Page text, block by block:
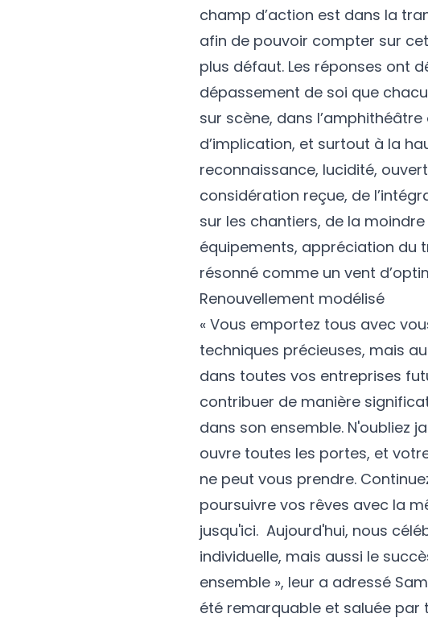
champ d’action est dans la
afin de pouvoir compter sur
plus défaut. Les réponses ont
dépassement de soi que
sur scène, dans l’amphithéâtre
d’implication, et surtout à la
reconnaissance, lucidité,
considération reçue, de
sur les chantiers, de la
équipements, appréciation du
résonné comme un vent
Renouvellement modélisé
« Vous emportez tous avec
techniques précieuses, mais
dans toutes vos entreprises
contribuer de manière
dans son ensemble. N'oubliez
ouvre toutes les portes, et
ne peut vous prendre.
poursuivre vos rêves avec la
jusqu'ici. Aujourd'hui, nous
individuelle, mais aussi le
ensemble », leur a adressé
été remarquable et saluée par